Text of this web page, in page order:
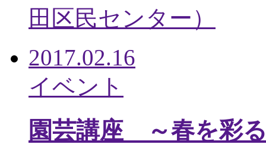
田区民センター ）
2017.02.16
イベント
園芸講座 ～春を彩